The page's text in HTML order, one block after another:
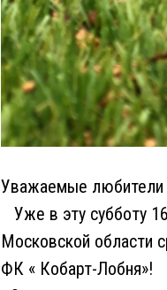
Уважаемые любители
Уже в эту субботу
Московской области
ФК « Кобарт-Лобня»!